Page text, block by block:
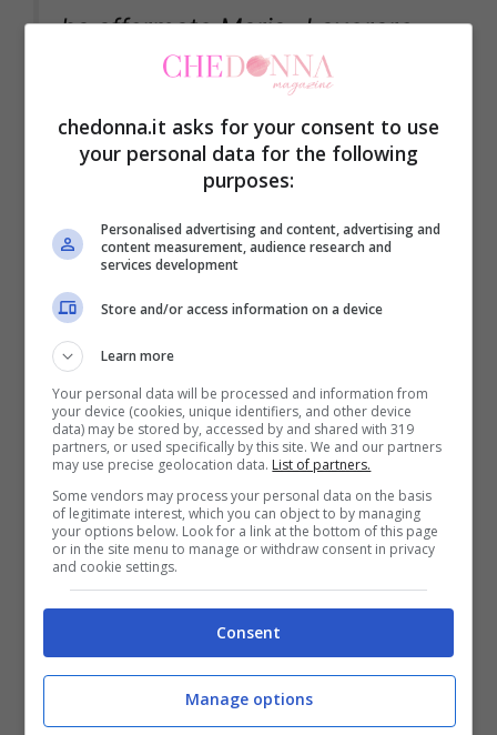
ha affermato Maria –Lavorare
con Michelle mi rende felice,
sarà la prima volta. Spero che si
possa creare la complicità che
altri. Mi affido ad Antonio e a
tutta la sua squadra. Ho un
problema ad un alluce, non so
se potrò scendere la scale”.
Al fianco della De Filippi vedremo dunque
un’altra grande protagonista Mediaset,
Michelle Hunziker. Siamo certi che questa
strana accoppiata ci riserverà moltissime
sorprese e non mancheranno i colpi di
scena, anche in base ha quanto ha
dichiarato Antonio Ricci sui suoi
chedonna.it asks for your consent to use
your personal data for the following
purposes:
Personalised advertising and content, advertising and
content measurement, audience research and
services development
Store and/or access information on a device
Learn more
Your personal data will be processed and information from
your device (cookies, unique identifiers, and other device
data) may be stored by, accessed by and shared with 319
partners, or used specifically by this site. We and our partners
may use precise geolocation data. List of partners.
Some vendors may process your personal data on the basis
of legitimate interest, which you can object to by managing
your options below. Look for a link at the bottom of this page
or in the site menu to manage or withdraw consent in privacy
and cookie settings.
Consent
Manage options